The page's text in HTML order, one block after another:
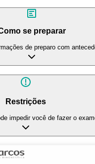
se preparar
de preparo com
Restrições
impedir você de fazer o